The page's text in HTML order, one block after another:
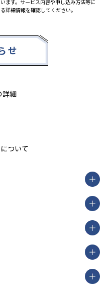
ます。サービス内容や申し込み方法等に
詳細情報を確認してください。
せ
詳細
ついて
茨城県